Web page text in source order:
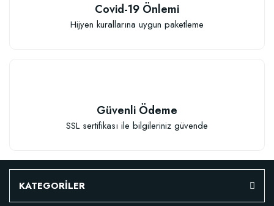
Covid-19 Önlemi
Hijyen kurallarına uygun paketleme
Güvenli Ödeme
SSL sertifikası ile bilgileriniz güvende
KATEGORİLER